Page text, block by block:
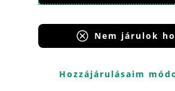
Nem járulok
Hozzájárulásaim
Allegro Group Services
Allegro.sk Allegro.hu